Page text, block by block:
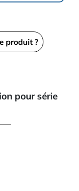
produit ?
pour série